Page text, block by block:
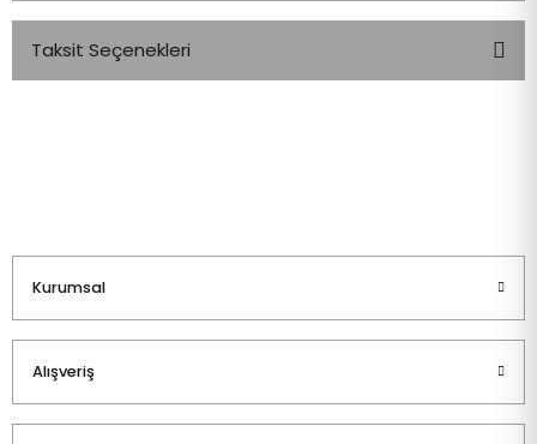
Taksit Seçenekleri
Kurumsal
Alışveriş